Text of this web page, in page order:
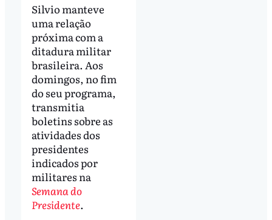
Silvio manteve
uma relação
próxima com a
ditadura militar
brasileira. Aos
domingos, no fim
do seu programa,
transmitia
boletins sobre as
atividades dos
presidentes
indicados por
militares na
Semana do
Presidente.